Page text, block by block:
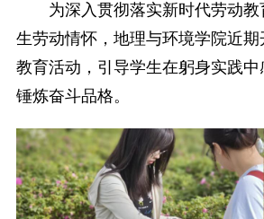
为深入贯彻落实新时代劳动
生劳动情怀，地理与环境学院近
教育活动，引导学生在躬身实践中
锤炼奋斗品格。